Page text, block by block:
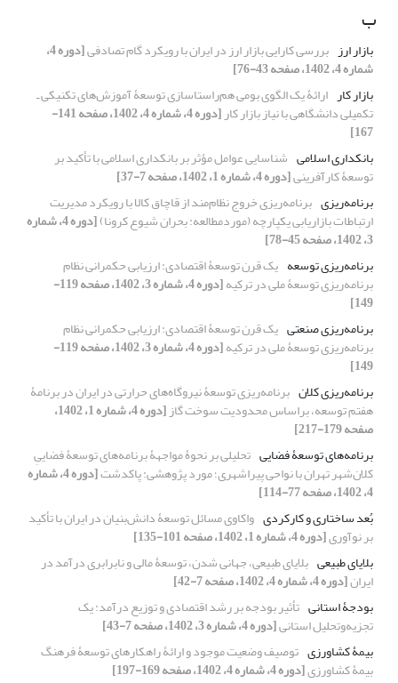
ب
بازار ارز بررسی کارایی بازار ارز در ایران با رویکرد گام تصادفی [دوره 4،
شماره 4، 1402، صفحه 43-76]
بازار کار ارائۀ یک الگوی بومی هم‌راستاسازی توسعۀ آموزش‌های تکنیکی ـ
تکمیلی دانشگاهی با نیاز بازار کار [دوره 4، شماره 4، 1402، صفحه 141-
167]
بانکداری اسلامی شناسایی عوامل مؤثر بر بانکداری اسلامی با تأکید بر
توسعۀ کارآفرینی[دوره 4، شماره 1، 1402، صفحه 7-37]
برنامه‌ریزی برنامه‌ریزی خروج نظام‌مند از قاچاق کالا با رویکرد مدیریت
ارتباطات بازاریابی یکپارچه (موردمطالعه: بحران شیوع کرونا) [دوره 4، شماره
3، 1402، صفحه 45-78]
برنامه‌ریزی توسعه یک قرن توسعۀ اقتصادی: ارزیابی حکمرانی نظام
برنامه‌ریزی توسعۀ ملی در ترکیه [دوره 4، شماره 3، 1402، صفحه 119-
149]
برنامه‌ریزی صنعتی یک قرن توسعۀ اقتصادی: ارزیابی حکمرانی نظام
برنامه‌ریزی توسعۀ ملی در ترکیه [دوره 4، شماره 3، 1402، صفحه 119-
149]
برنامه‌ریزی کلان برنامه‌ریزی توسعۀ نیروگاه‌‏های حرارتی در ایران در برنامۀ
هفتم توسعه، براساس محدودیت سوخت گاز [دوره 4، شماره 1، 1402،
صفحه 179-217]
برنامه‌های توسعۀ فضایی تحلیلی بر نحوۀ مواجهۀ برنامه‌های توسعۀ فضاییِ
کلان‌شهر تهران با نواحی پیراشهری؛ مورد پژوهشی: پاکدشت [دوره 4، شماره
4، 1402، صفحه 77-114]
بُعد ساختاری و کارکردی واکاوی مسائل توسعۀ دانش‌بنیان در ایران با تأکید
بر نوآوری[دوره 4، شماره 1، 1402، صفحه 101-135]
بلایای طبیعی بلایای طبیعی، جهانی‏ شدن، توسعۀ مالی و نابرابری درآمد در
ایران[دوره 4، شماره 4، 1402، صفحه 7-42]
بودجۀ استانی تأثیر بودجه بر رشد اقتصادی و توزیع درآمد: یک
تجزیه‌وتحلیل استانی[دوره 4، شماره 3، 1402، صفحه 7-43]
بیمۀ کشاورزی توصیف وضعیت موجود و ارائۀ راهکارهای توسعۀ فرهنگ
بیمۀ کشاورزی[دوره 4، شماره 4، 1402، صفحه 169-197]